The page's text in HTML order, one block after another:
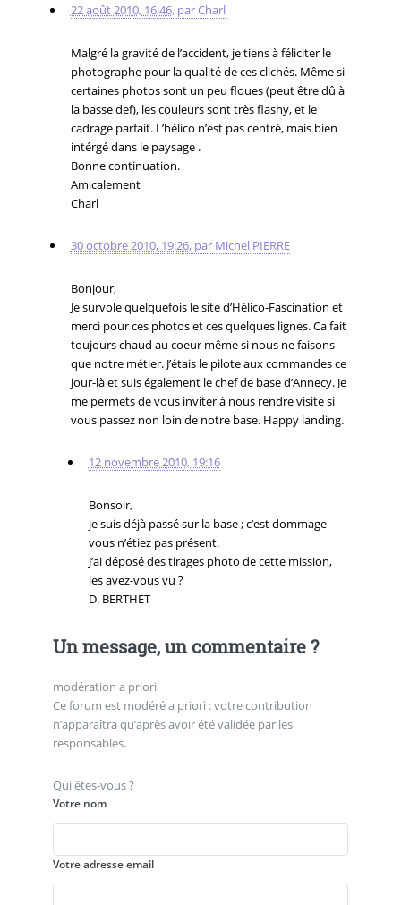
22 août 2010, 16:46, parCharl
Malgré la gravité de l’accident, je tiens à féliciter le
photographe pour la qualité de ces clichés. Même si
certaines photos sont un peu floues (peut être dû à
la basse def), les couleurs sont très flashy, et le
cadrage parfait. L’hélico n’est pas centré, mais bien
intérgé dans le paysage .
Bonne continuation.
Amicalement
Charl
30 octobre 2010, 19:26, par Michel PIERRE
Bonjour,
Je survole quelquefois le site d’Hélico-Fascination et
merci pour ces photos et ces quelques lignes. Ca fait
toujours chaud au coeur même si nous ne faisons
que notre métier. J’étais le pilote aux commandes ce
jour-là et suis également le chef de base d’Annecy. Je
me permets de vous inviter à nous rendre visite si
vous passez non loin de notre base. Happy landing.
12 novembre 2010, 19:16
Bonsoir,
je suis déjà passé sur la base ; c’est dommage
vous n’étiez pas présent.
J’ai déposé des tirages photo de cette mission,
les avez-vous vu ?
D. BERTHET
Un message, un commentaire ?
modération a priori
Ce forum est modéré a priori : votre contribution
n’apparaîtra qu’après avoir été validée par les
responsables.
Qui êtes-vous ?
Votre nom
Votre adresse email